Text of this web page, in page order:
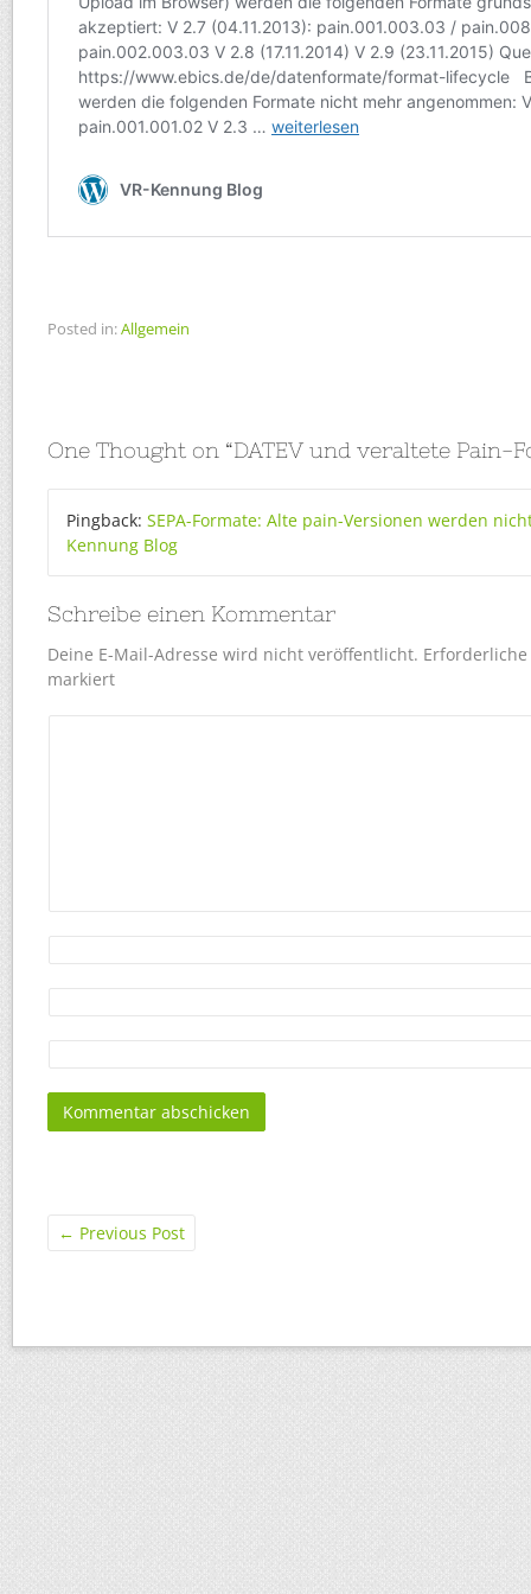
Posted in:Allgemein
One Thought on “DATEV und veraltete Pain-
Pingback: SEPA-Formate: Alte pain-Versionen werden
Kennung Blog
Schreibe einen Kommentar
Deine E-Mail-Adresse wird nicht veröffentlicht.
markiert
← Previous Post